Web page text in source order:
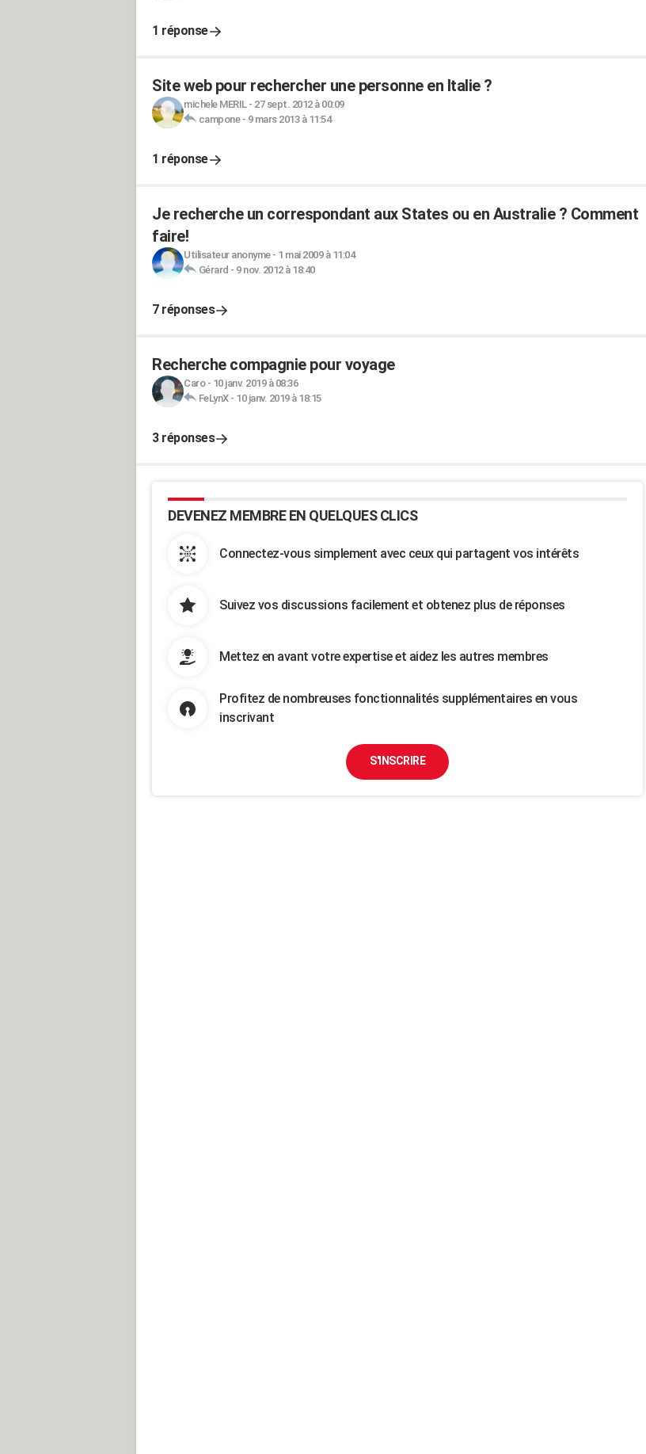
1 réponse
Site web pour rechercher une personne en Italie ?
michele MERIL- 27 sept. 2012 à 00:09
campone- 9 mars 2013 à 11:54
1 réponse
Je recherche un correspondant aux States ou en Australie ? Comment
faire!
Utilisateur anonyme- 1 mai 2009 à 11:04
Gérard - 9 nov. 2012 à 18:40
7 réponses
Recherche compagnie pour voyage
Caro- 10 janv. 2019 à 08:36
FeLynX- 10 janv. 2019 à 18:15
3 réponses
DEVENEZ MEMBRE EN QUELQUES CLICS
Connectez-vous simplement avec ceux qui partagent vos intérêts
Suivez vos discussions facilement et obtenez plus de réponses
Mettez en avant votre expertise et aidez les autres membres
Profitez de nombreuses fonctionnalités supplémentaires en vous
inscrivant
S'INSCRIRE